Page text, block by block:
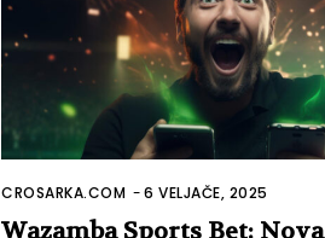
CROSARKA.COM -6 VELJAČE, 2025
Wazamba Sports Bet: Nova